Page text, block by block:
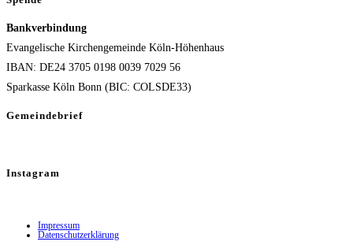
Bankverbindung
Evangelische Kirchengemeinde Köln-Höhenhaus
IBAN: DE24 3705 0198 0039 7029 56
Sparkasse Köln Bonn (BIC: COLSDE33)
Gemeindebrief
Instagram
Impressum
Datenschutzerklärung